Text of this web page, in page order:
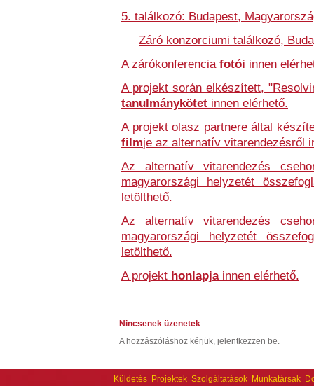
5. találkozó: Budapest,
Záró konzorciumi találkozó,
A zárókonferencia fotói innen
A projekt során elkészített,
tanulmánykötet innen elérhető.
A projekt olasz partnere által
filmje az alternatív vitarendezésről
Az alternatív vitarendezés
magyarországi helyzetét
letölthető.
Az alternatív vitarendezés
magyarországi helyzetét
letölthető.
A projekt honlapjainnen elérhető.
Nincsenek üzenetek
A hozzászóláshoz kérjük, jelentkezzen be.
Küldetés Projektek Szolgáltatások Munkatársak